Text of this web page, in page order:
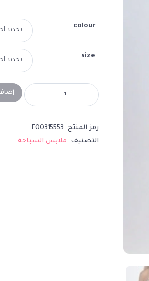
colour
size
رمز المنتج: F00315553
التصنيف: ملابس السباحة